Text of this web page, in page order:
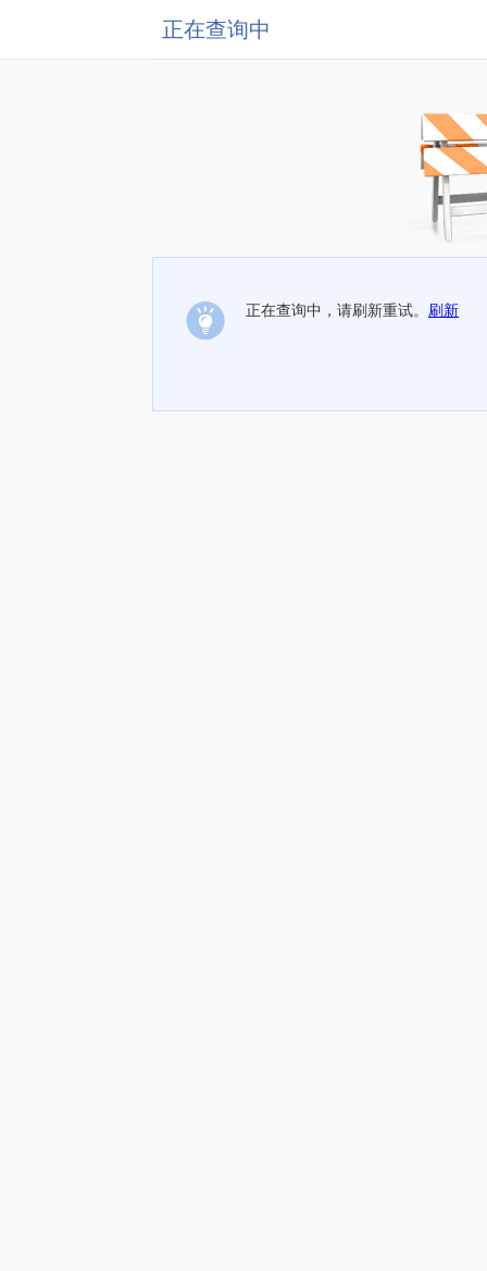
正在查询中
正在查询中，请刷新重试。 刷新